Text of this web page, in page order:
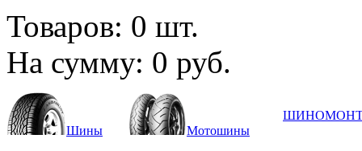
Товаров: 0 шт.
На сумму: 0 руб.
Шины Мотошины